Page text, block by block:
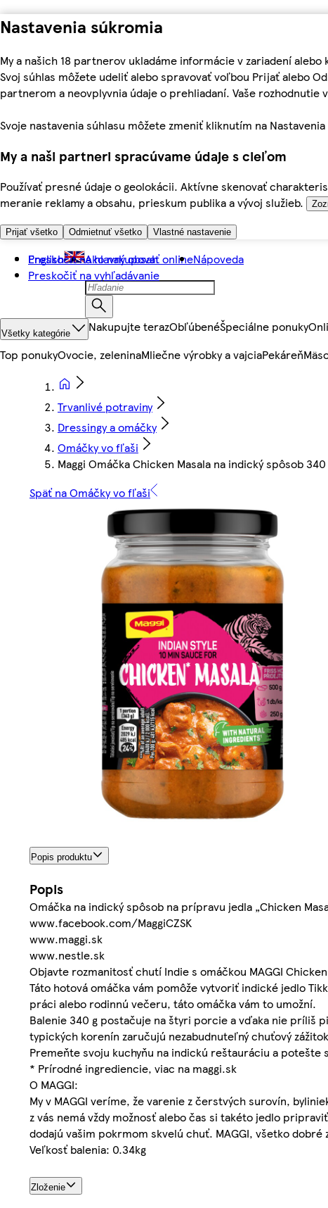
Nastavenia súkromia
My a našich 18 partnerov ukladáme informácie v zariadení
Svoj súhlas môžete udeliť alebo spravovať voľbou Prijať alebo
partnerom a neovplyvnia údaje o prehliadaní. Vaše rozhodnutie
Svoje nastavenia súhlasu môžete zmeniť kliknutím na
My a naši partneri spracúvame údaje s cieľom
Používať presné údaje o geolokácii. Aktívne skenovať
meranie reklamy a obsahu, prieskum publika a vývoj služieb.
Prijať všetko Odmietnuť všetko Vlastné nastavenie
Preskočiť na hlavný obsah
Preskočiť na vyhľadávanie
English Ako nakupovať onlineNápoveda
Všetky kategórie Nakupujte terazObľúbenéŠpeciálne ponuky
Top ponukyOvocie, zeleninaMliečne výrobky a vajciaPekáreň
Trvanlivé potraviny
Dressingy a omáčky
Omáčky vo fľaši
Maggi Omáčka Chicken Masala na indický spôsob 340
Späť na Omáčky vo fľaši
Popis produktu
Popis
Omáčka na indický spôsob na prípravu jedla „Chicken
www.facebook.com/MaggiCZSK
www.maggi.sk
www.nestle.sk
Objavte rozmanitosť chutí Indie s omáčkou MAGGI
Táto hotová omáčka vám pomôže vytvoriť indické jedlo
práci alebo rodinnú večeru, táto omáčka vám to umožní.
Balenie 340 g postačuje na štyri porcie a vďaka nie príliš
typických korenín zaručujú nezabudnuteľný chuťový
Premeňte svoju kuchyňu na indickú reštauráciu a
* Prírodné ingrediencie, viac na maggi.sk
O MAGGI:
My v MAGGI veríme, že varenie z čerstvých surovín,
z vás nemá vždy možnosť alebo čas si takéto jedlo
dodajú vašim pokrmom skvelú chuť. MAGGI, všetko dobré
Veľkosť balenia: 0.34kg
Zloženie